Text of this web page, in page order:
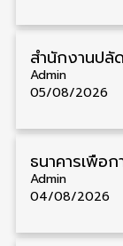
Admin
05/08/2026
Admin
04/08/2026